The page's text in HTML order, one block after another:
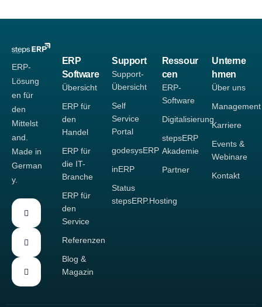
ERP-
Lösung
en für
den
Mittelst
and.
Made in
German
y.
ERP
Software
Übersicht
ERP für
den
Handel
ERP für
die IT-
Branche
ERP für
den
Service
Referenzen
Blog &
Magazin
Support
Support-
Übersicht
Self
Service
Portal
godesysERP
inERP
Status
stepsERP.Hosting
Ressour
cen
ERP-
Software
Digitalisierung
stepsERP
Akademie
Partner
Unterne
hmen
Über uns
Management
Karriere
Events &
Webinare
Kontakt